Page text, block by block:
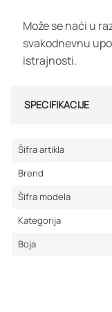
Može se naći u
svakodnevnu
istrajnosti.
SPECIFIKACIJE
Šifra artikla
Brend
Šifra modela
Kategorija
Boja